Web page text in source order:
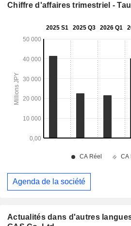
Actualités dans d'autres
Chiffre d'affaires trimestriel -
Agenda de la société